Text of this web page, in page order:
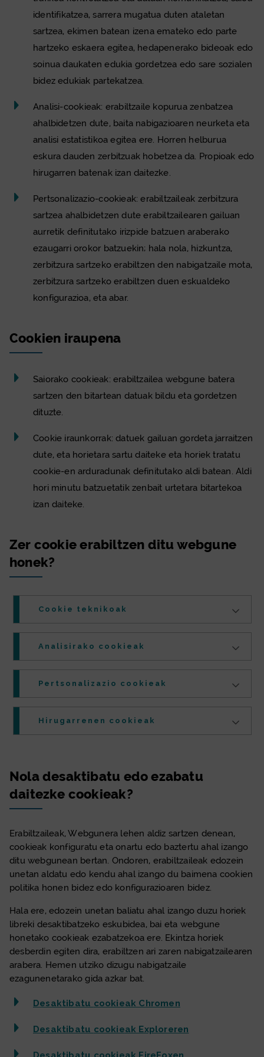
identifikatzea, sarrera mugatua duten ataletan
sartzea, ekimen batean izena emateko edo parte
hartzeko eskaera egitea, hedapenerako bideoak edo
soinua daukaten edukia gordetzea edo sare sozialen
bidez edukiak partekatzea.
Analisi-cookieak: erabiltzaile kopurua zenbatzea
ahalbidetzen dute, baita nabigazioaren neurketa eta
analisi estatistikoa egitea ere. Horren helburua
eskura dauden zerbitzuak hobetzea da. Propioak edo
hirugarren batenak izan daitezke.
Pertsonalizazio-cookieak: erabiltzaileak zerbitzura
sartzea ahalbidetzen dute erabiltzailearen gailuan
aurretik definitutako irizpide batzuen araberako
ezaugarri orokor batzuekin; hala nola, hizkuntza,
zerbitzura sartzeko erabiltzen den nabigatzaile mota,
zerbitzura sartzeko erabiltzen duen eskualdeko
konfigurazioa, eta abar.
Cookien iraupena
Saiorako cookieak: erabiltzailea webgune batera
sartzen den bitartean datuak bildu eta gordetzen
dituzte.
Cookie iraunkorrak: datuek gailuan gordeta jarraitzen
dute, eta horietara sartu daiteke eta horiek tratatu
cookie-en arduradunak definitutako aldi batean. Aldi
hori minutu batzuetatik zenbait urtetara bitartekoa
izan daiteke.
Zer cookieerabiltzen ditu webgune
honek?
Cookie teknikoak
Analisirako cookie ak
Pertsonalizazio cookie ak
Hirugarrenen cookie ak
Nola desaktibatu edo ezabatu
daitezke cookieak?
Erabiltzaileak, Webgunera lehen aldiz sartzen denean,
cookieak konfiguratu eta onartu edo baztertu ahal izango
ditu webgunean bertan. Ondoren, erabiltzaileak edozein
unetan aldatu edo kendu ahal izango du baimena cookien
politika honen bidez edo konfigurazioaren bidez.
Hala ere, edozein unetan baliatu ahal izango duzu horiek
libreki desaktibatzeko eskubidea, bai eta webgune
honetako cookieak ezabatzekoa ere. Ekintza horiek
desberdin egiten dira, erabiltzen ari zaren nabigatzailearen
arabera. Hemen utziko dizugu nabigatzaile
ezagunenetarako gida azkar bat.
Desaktibatu cookieak Chromen
Desaktibatu cookieak Exploreren